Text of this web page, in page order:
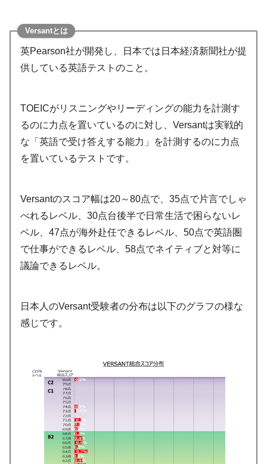
Versantとは
英Pearson社が開発し、日本では日本経済新聞社が提
供している英語テストのこと。
TOEICがリスニングやリーディングの能力を計測す
るのに力点を置いているのに対し、Versantは実戦的
な「英語で受け答えする能力」を計測するのに力点
を置いているテストです。
Versantのスコア幅は20～80点で、35点で片言でしゃ
べれるレベル、30点台後半で日常生活で困らないレ
ベル、47点が海外赴任できるレベル、50点で英語圏
で仕事ができるレベル、58点でネイティブと対等に
議論できるレベル。
日本人のVersant受験者の分布は以下のグラフの様な
感じです。